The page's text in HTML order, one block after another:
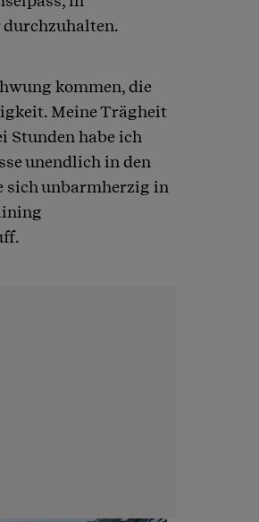
durchzuhalten.
kommen, die
Meine Trägheit
Stunden habe ich
unendlich in den
sich unbarmherzig in